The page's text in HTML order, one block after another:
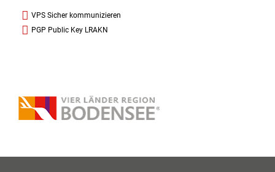
VPS Sicher kommunizieren
PGP Public Key LRAKN